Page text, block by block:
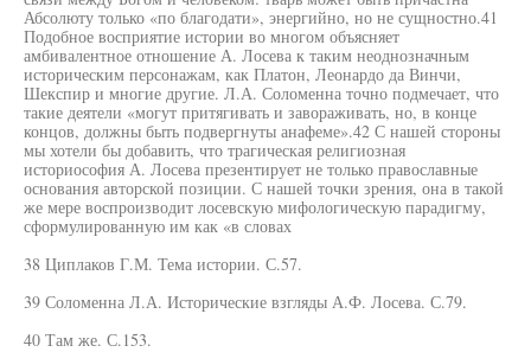
Абсолюту только «по благодати», энергийно, но не сущностно.41
Подобное восприятие истории во многом объясняет
амбивалентное отношение А. Лосева к таким неоднозначным
историческим персонажам, как Платон, Леонардо да Винчи,
Шекспир и многие другие. Л.А. Соломенна точно подмечает, что
такие деятели «могут притягивать и завораживать, но, в конце
концов, должны быть подвергнуты анафеме».42 С нашей стороны
мы хотели бы добавить, что трагическая религиозная
историософия А. Лосева презентирует не только православные
основания авторской позиции. С нашей точки зрения, она в такой
же мере воспроизводит лосевскую мифологическую парадигму,
сформулированную им как «в словах
38 Циплаков Г.М. Тема истории. С.57.
39 Соломенна Л.А. Исторические взгляды А.Ф. Лосева. С.79.
40 Там же. С.153.